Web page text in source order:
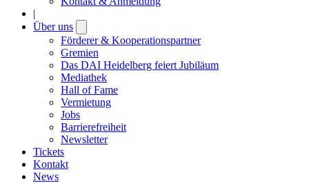
|
Über uns
submenu
Förderer & Kooperationspartner
Gremien
Das DAI Heidelberg feiert Jubiläum
Mediathek
Hall of Fame
Vermietung
Jobs
Barrierefreiheit
Newsletter
Tickets
Kontakt
News